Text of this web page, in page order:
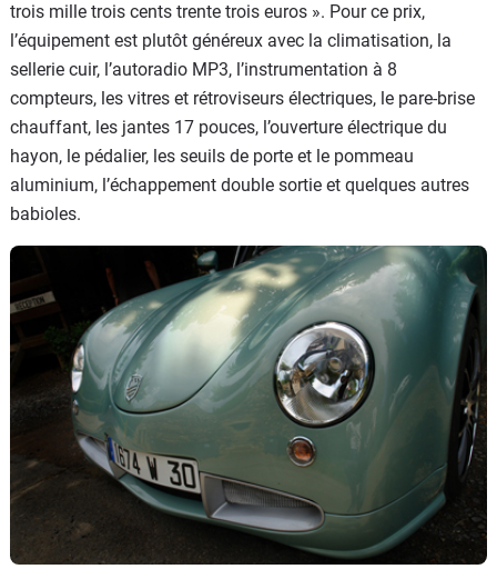
trois mille trois cents trente trois euros ». Pour ce prix,
l’équipement est plutôt généreux avec la climatisation, la
sellerie cuir, l’autoradio MP3, l’instrumentation à 8
compteurs, les vitres et rétroviseurs électriques, le pare-brise
chauffant, les jantes 17 pouces, l’ouverture électrique du
hayon, le pédalier, les seuils de porte et le pommeau
aluminium, l’échappement double sortie et quelques autres
babioles.